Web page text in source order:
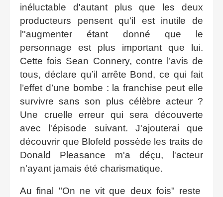
inéluctable d'autant plus que les deux
producteurs pensent qu'il est inutile de
l''augmenter étant donné que le
personnage est plus important que lui.
Cette fois Sean Connery, contre l’avis de
tous, déclare qu’il arrête Bond, ce qui fait
l’effet d’une bombe : la franchise peut elle
survivre sans son plus célèbre acteur ?
Une cruelle erreur qui sera découverte
avec l'épisode suivant. J'ajouterai que
découvrir que Blofeld possède les traits de
Donald Pleasance m'a déçu, l'acteur
n'ayant jamais été charismatique.
Au final "On ne vit que deux fois" reste